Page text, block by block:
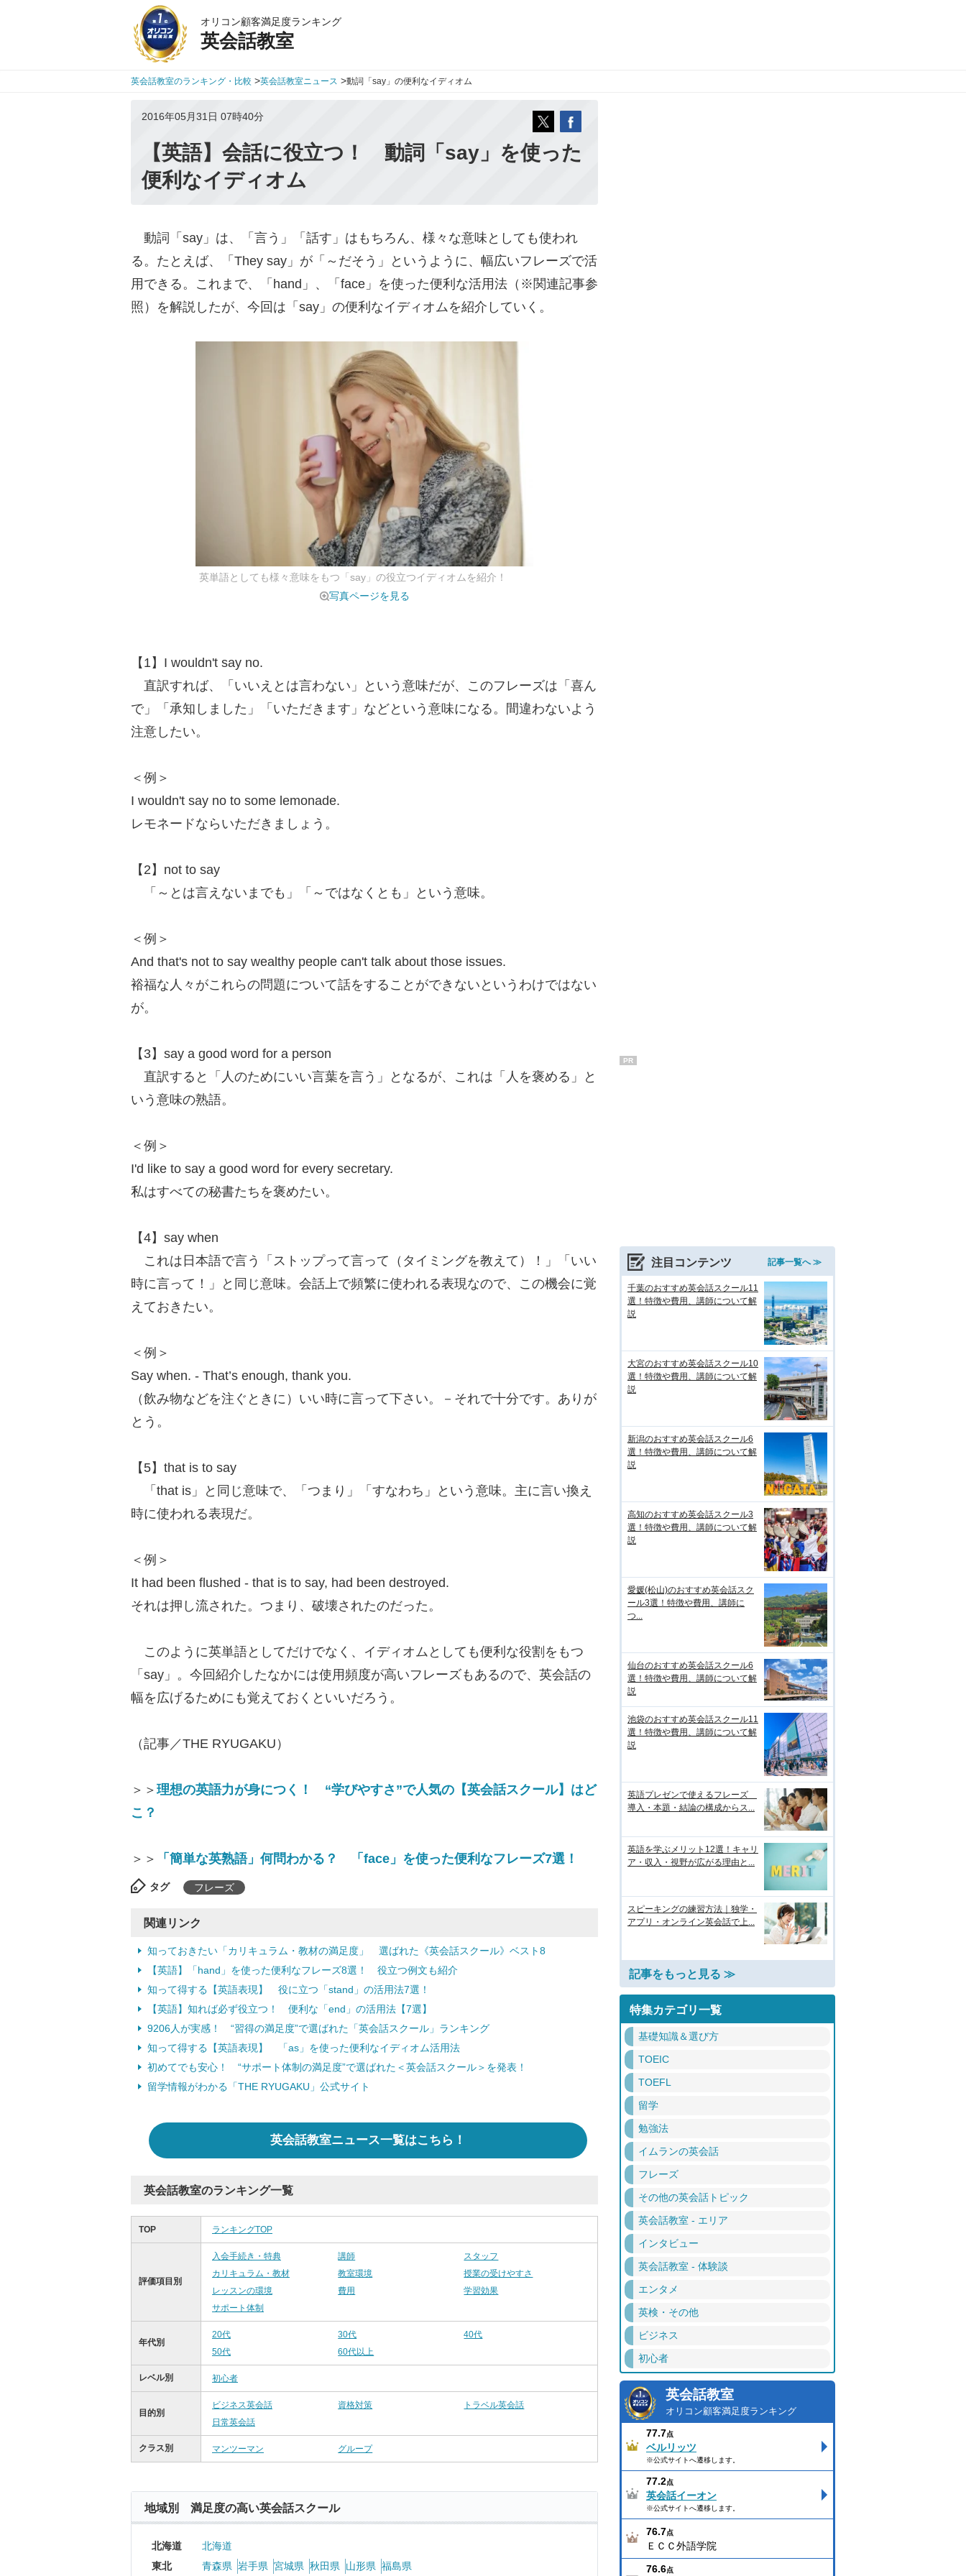
オリコン顧客満足度ランキング
英会話教室
英会話教室のランキング・比較 >英会話教室ニュース >動詞「say」の便利なイディオム
2016年05月31日 07時40分
【英語】会話に役立つ！ 動詞「say」を使った
便利なイディオム
動詞「say」は、「言う」「話す」はもちろん、様々な意味としても使われ
る。たとえば、「They say」が「～だそう」というように、幅広いフレーズで活
用できる。これまで、「hand」、「face」を使った便利な活用法（※関連記事参
照）を解説したが、今回は「say」の便利なイディオムを紹介していく。
英単語としても様々意味をもつ「say」の役立つイディオムを紹介！
写真ページを見る
【1】I wouldn't say no.
直訳すれば、「いいえとは言わない」という意味だが、このフレーズは「喜ん
で」「承知しました」「いただきます」などという意味になる。間違わないよう
注意したい。
＜例＞
I wouldn't say no to some lemonade.
レモネードならいただきましょう。
【2】not to say
「～とは言えないまでも」「～ではなくとも」という意味。
＜例＞
And that's not to say wealthy people can't talk about those issues.
裕福な人々がこれらの問題について話をすることができないというわけではない
が。
【3】say a good word for a person
直訳すると「人のためにいい言葉を言う」となるが、これは「人を褒める」と
いう意味の熟語。
＜例＞
I'd like to say a good word for every secretary.
私はすべての秘書たちを褒めたい。
【4】say when
これは日本語で言う「ストップって言って（タイミングを教えて）！」「いい
時に言って！」と同じ意味。会話上で頻繁に使われる表現なので、この機会に覚
えておきたい。
＜例＞
Say when. - That’s enough, thank you.
（飲み物などを注ぐときに）いい時に言って下さい。－それで十分です。ありが
とう。
【5】that is to say
「that is」と同じ意味で、「つまり」「すなわち」という意味。主に言い換え
時に使われる表現だ。
＜例＞
It had been flushed - that is to say, had been destroyed.
それは押し流された。つまり、破壊されたのだった。
このように英単語としてだけでなく、イディオムとしても便利な役割をもつ
「say」。今回紹介したなかには使用頻度が高いフレーズもあるので、英会話の
幅を広げるためにも覚えておくといいだろう。
（記事／THE RYUGAKU）
＞＞ 理想の英語力が身につく！ “学びやすさ”で人気の【英会話スクール】はど
こ？
＞＞ 「簡単な英熟語」何問わかる？ 「face」を使った便利なフレーズ7選！
タグ フレーズ
関連リンク
知っておきたい「カリキュラム・教材の満足度」 選ばれた《英会話スクール》ベスト8
【英語】「hand」を使った便利なフレーズ8選！ 役立つ例文も紹介
知って得する【英語表現】 役に立つ「stand」の活用法7選！
【英語】知れば必ず役立つ！ 便利な「end」の活用法【7選】
9206人が実感！ “習得の満足度”で選ばれた「英会話スクール」ランキング
知って得する【英語表現】 「as」を使った便利なイディオム活用法
初めてでも安心！ “サポート体制の満足度”で選ばれた＜英会話スクール＞を発表！
留学情報がわかる「THE RYUGAKU」公式サイト
英会話教室ニュース一覧はこちら！
英会話教室のランキング一覧
TOP ランキングTOP
評価項目別
入会手続き・特典 講師
スタッフ
カリキュラム・教材
教室環境
授業の受けやすさ
レッスンの環境
費用
学習効果
サポート体制
年代別
20代 30代
40代
50代
60代以上
レベル別 初心者
目的別
ビジネス英会話 資格対策
トラベル英会話
日常英会話
クラス別 マンツーマン グループ
地域別 満足度の高い英会話スクール
北海道
北海道
東北
青森県 岩手県 宮城県 秋田県 山形県 福島県
PR
注目コンテンツ 記事一覧へ ≫
千葉のおすすめ英会話スクール11
選！特徴や費用、講師について解
説
大宮のおすすめ英会話スクール10
選！特徴や費用、講師について解
説
新潟のおすすめ英会話スクール6
選！特徴や費用、講師について解
説
高知のおすすめ英会話スクール3
選！特徴や費用、講師について解
説
愛媛(松山)のおすすめ英会話スク
ール3選！特徴や費用、講師に
つ...
仙台のおすすめ英会話スクール6
選！特徴や費用、講師について解
説
池袋のおすすめ英会話スクール11
選！特徴や費用、講師について解
説
英語プレゼンで使えるフレーズ
導入・本題・結論の構成からス...
英語を学ぶメリット12選！キャリ
ア・収入・視野が広がる理由と...
スピーキングの練習方法｜独学・
アプリ・オンライン英会話で上...
記事をもっと見る ≫
特集カテゴリ一覧
基礎知識＆選び方
TOEIC
TOEFL
留学
勉強法
イムランの英会話
フレーズ
その他の英会話トピック
英会話教室 - エリア
インタビュー
英会話教室 - 体験談
エンタメ
英検・その他
ビジネス
初心者
英会話教室
オリコン顧客満足度ランキング
77.7点
ベルリッツ
※公式サイトへ遷移します。
77.2点
英会話イーオン
※公式サイトへ遷移します。
76.7点
ＥＣＣ外語学院
76.6点